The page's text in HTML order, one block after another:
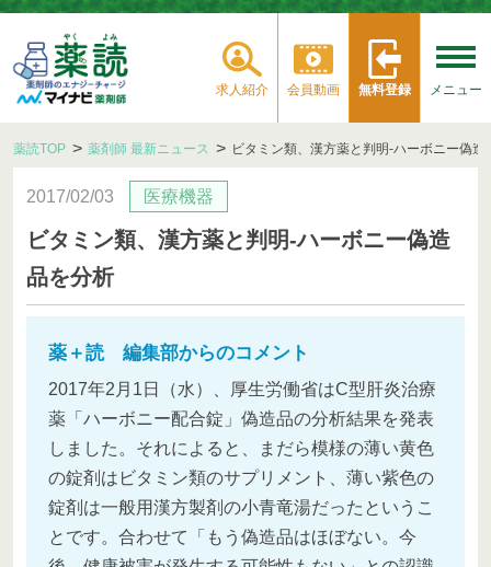
求人紹介 会員動画 無料登録 メニュー
薬読TOP 薬剤師 最新ニュース ビタミン類、漢方薬と判明‐ハーボニー偽造
2017/02/03 医療機器
ビタミン類、漢方薬と判明‐ハーボニー偽造
品を分析
薬＋読 編集部からのコメント
2017年2月1日（水）、厚生労働省はC型肝炎治療
薬「ハーボニー配合錠」偽造品の分析結果を発表
しました。それによると、まだら模様の薄い黄色
の錠剤はビタミン類のサプリメント、薄い紫色の
錠剤は一般用漢方製剤の小青竜湯だったというこ
とです。合わせて「もう偽造品はほぼない。今